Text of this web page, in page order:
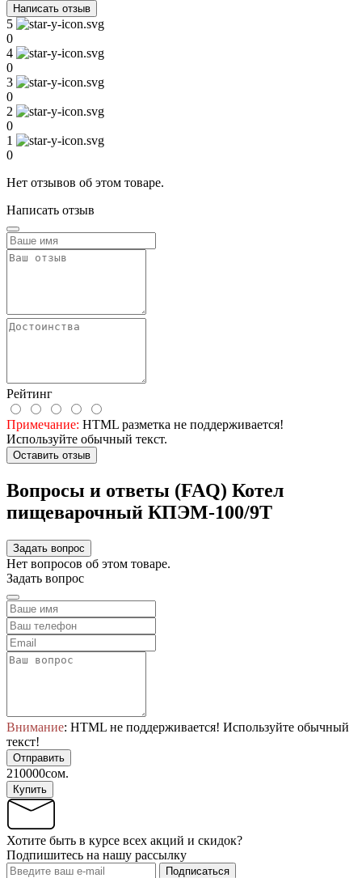
Написать отзыв
5
0
4
0
3
0
2
0
1
0
Нет отзывов об этом товаре.
Написать отзыв
Рейтинг
Примечание: HTML разметка не поддерживается!
Используйте обычный текст.
Оставить отзыв
Вопросы и ответы (FAQ) Котел
пищеварочный КПЭМ-100/9Т
Задать вопрос
Нет вопросов об этом товаре.
Задать вопрос
Внимание: HTML не поддерживается! Используйте обычный
текст!
Отправить
210000сом.
Купить
Хотите быть в курсе всех акций и скидок?
Подпишитесь на нашу рассылку
Подписаться